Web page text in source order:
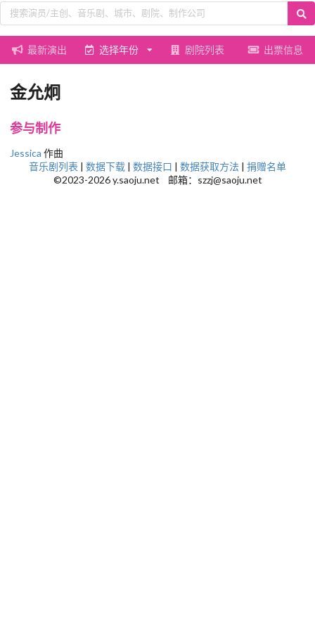
最新演出 选择年份 剧院列表 出票信息
金允炯
参与制作
Jessica 作曲
音乐剧列表 | 数据下载 | 数据接口 | 数据获取方法 | 捐赠名单
©2023-2026 y.saoju.net 邮箱：szzj@saoju.net